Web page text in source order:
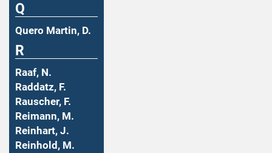
Q
Quero Martin, D.
R
Raaf, N.
Raddatz, F.
Rauscher, F.
Reimann, M.
Reinhart, J.
Reinhold, M.